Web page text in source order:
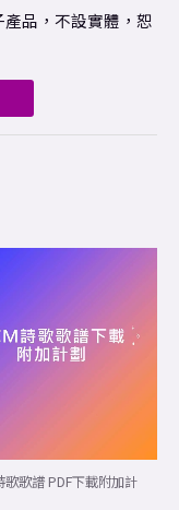
品，不設實體，恕
歌歌譜 PDF下載附加計